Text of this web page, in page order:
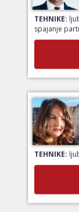
TEHNIKE:
spajanje
TEHNIKE: